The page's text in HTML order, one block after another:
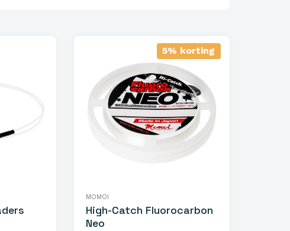
5% korting
MOMOI
High-Catch Fluorocarbon
Neo